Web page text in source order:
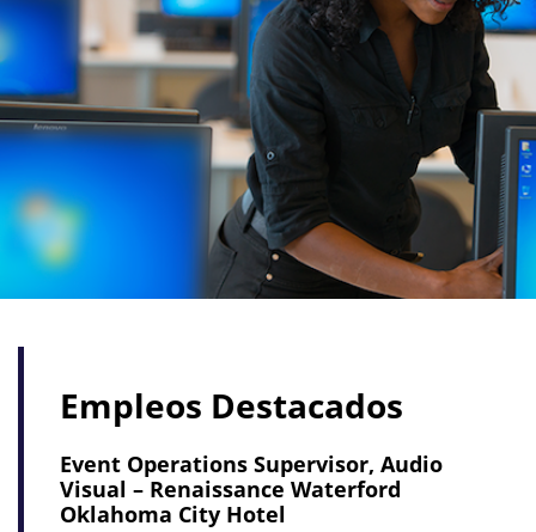
Empleos Destacados
Event Operations Supervisor, Audio
Visual – Renaissance Waterford
Oklahoma City Hotel